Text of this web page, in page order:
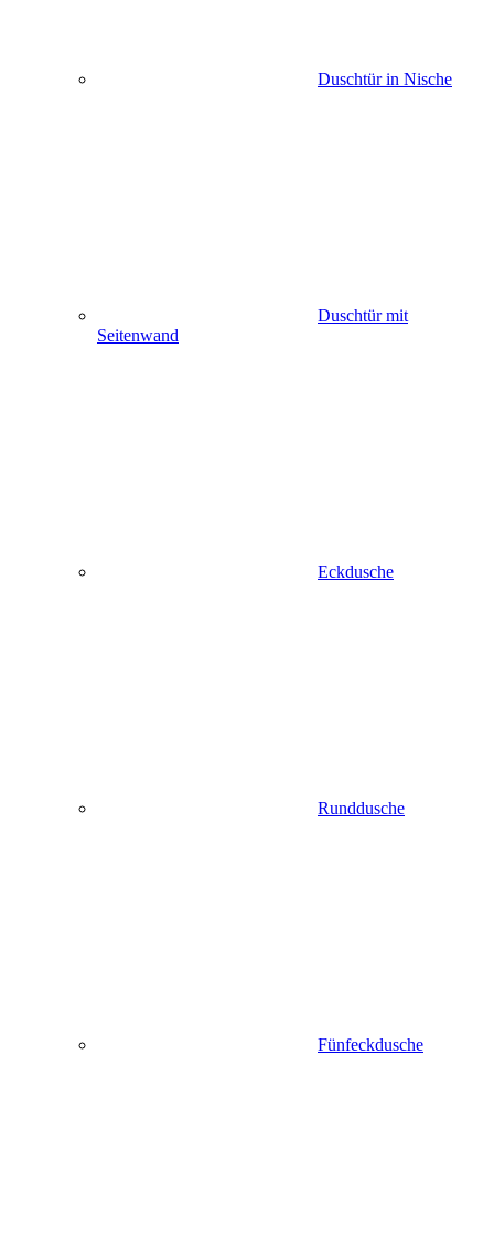
Duschtür in Nische
Duschtür mit
Seitenwand
Eckdusche
Runddusche
Fünfeckdusche